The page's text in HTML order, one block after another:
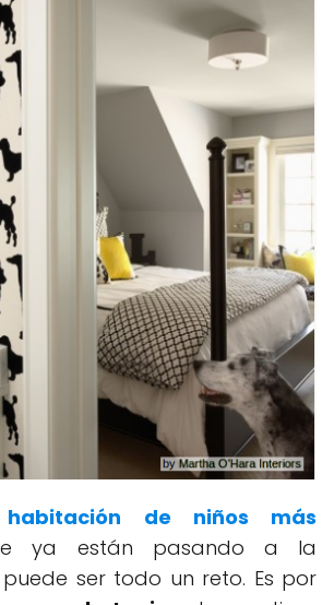
habitación de niños más
ya están pasando a la
ser todo un reto. Es por